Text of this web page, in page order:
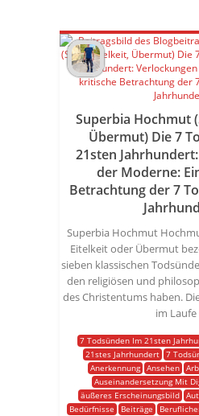
Superbia Hochmut
Übermut) Die 7
21sten
der Moderne:
Betrachtung der 7
Superbia Hochmut
Eitelkeit oder Übermut
sieben klassischen
den religiösen und
des Christentums haben.
im Laufe
7 Todsünden Im 21sten
21stes Jahrhundert 7
Anerkennung Ansehen
Auseinandersetzung Mit
äußeres Erscheinungsbild
Bedürfnisse
Beiträge